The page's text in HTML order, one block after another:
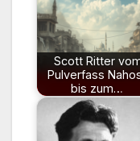
Scott Ritter
Pulverfass
bis zum…